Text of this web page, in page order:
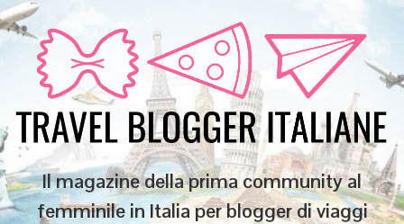
Il magazine della prima community al
femminile in Italia per blogger di viaggi